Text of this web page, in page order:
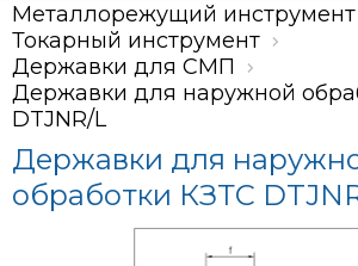
Металлорежущий инструмент
Токарный инструмент
Державки для СМП
Державки для наружной
DTJNR/L
Державки для
обработки КЗТС